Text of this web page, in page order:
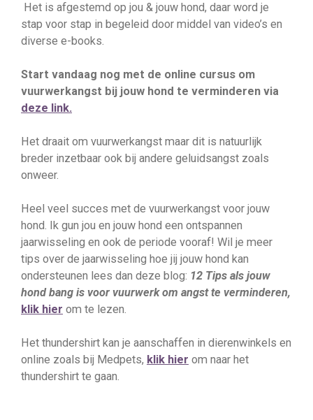
Het is afgestemd op jou & jouw hond, daar word je
stap voor stap in begeleid door middel van video’s en
diverse e-books.
Start vandaag nog met de online cursus om
vuurwerkangst bij jouw hond te verminderen via
deze link.
Het draait om vuurwerkangst maar dit is natuurlijk
breder inzetbaar ook bij andere geluidsangst zoals
onweer.
Heel veel succes met de vuurwerkangst voor jouw
hond. Ik gun jou en jouw hond een ontspannen
jaarwisseling en ook de periode vooraf! Wil je meer
tips over de jaarwisseling hoe jij jouw hond kan
ondersteunen lees dan deze blog: 12 Tips als jouw
hond bang is voor vuurwerk om angst te verminderen,
klik hier om te lezen.
Het thundershirt kan je aanschaffen in dierenwinkels en
online zoals bij Medpets, klik hier om naar het
thundershirt te gaan.